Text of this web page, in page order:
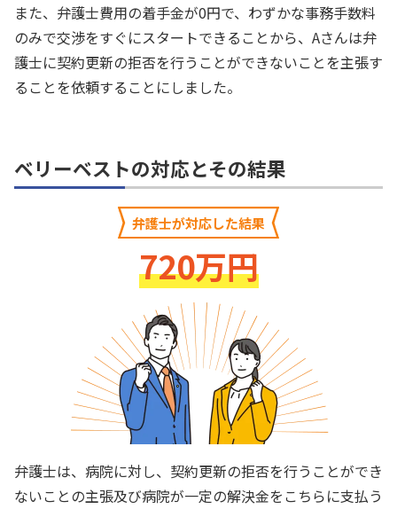
また、弁護士費用の着手金が0円で、わずかな事務手数料
のみで交渉をすぐにスタートできることから、Aさんは弁
護士に契約更新の拒否を行うことができないことを主張す
ることを依頼することにしました。
ベリーベストの対応とその結果
弁護士が対応した結果
720万円
弁護士は、病院に対し、契約更新の拒否を行うことができ
ないことの主張及び病院が一定の解決金をこちらに支払う